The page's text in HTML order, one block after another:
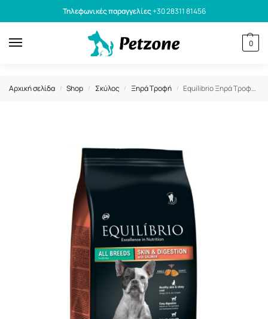
Τηλεφωνικές παραγγελίες+30 28311 81456
0
Αρχική σελίδα / Shop / Σκύλος / Ξηρά Τροφή / Equilibrio Ξηρά Τροφή Σκύλου Adult Skin and Digestion Salmon 2kg